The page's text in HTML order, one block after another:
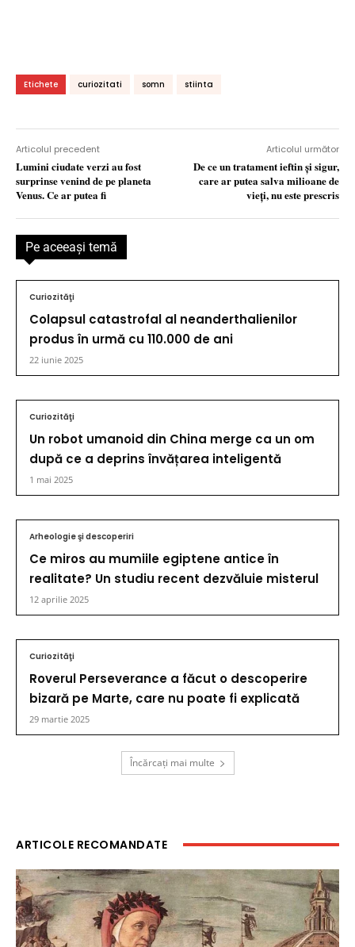
Etichete curiozitati somn stiinta
Articolul precedent
Lumini ciudate verzi au fost
surprinse venind de pe planeta
Venus. Ce ar putea fi
Articolul următor
De ce un tratament ieftin și sigur,
care ar putea salva milioane de
vieți, nu este prescris
Pe aceeaşi temă
Curiozităţi
Colapsul catastrofal al neanderthalienilor
produs în urmă cu 110.000 de ani
22 iunie 2025
Curiozităţi
Un robot umanoid din China merge ca un om
după ce a deprins învățarea inteligentă
1 mai 2025
Arheologie şi descoperiri
Ce miros au mumiile egiptene antice în
realitate? Un studiu recent dezvăluie misterul
12 aprilie 2025
Curiozităţi
Roverul Perseverance a făcut o descoperire
bizară pe Marte, care nu poate fi explicată
29 martie 2025
Încărcați mai multe
ARTICOLE RECOMANDATE